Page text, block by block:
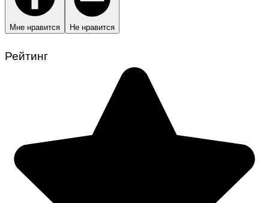
Мне нравится Не нравится
Рейтинг